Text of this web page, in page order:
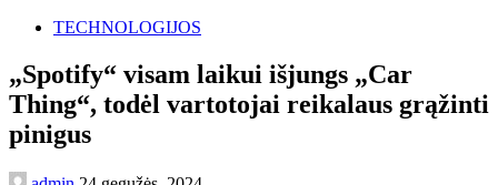
TECHNOLOGIJOS
„Spotify“ visam laikui išjungs „Car
Thing“, todėl vartotojai reikalaus grąžinti
pinigus